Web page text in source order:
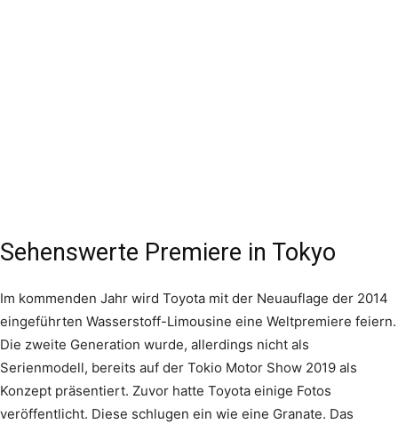
Sehenswerte Premiere in Tokyo
Im kommenden Jahr wird Toyota mit der Neuauflage der 2014
eingeführten Wasserstoff-Limousine eine Weltpremiere feiern.
Die zweite Generation wurde, allerdings nicht als
Serienmodell, bereits auf der Tokio Motor Show 2019 als
Konzept präsentiert. Zuvor hatte Toyota einige Fotos
veröffentlicht. Diese schlugen ein wie eine Granate. Das